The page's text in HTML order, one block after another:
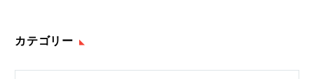
カテゴリー